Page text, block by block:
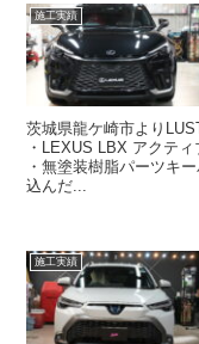
施工実績
茨城県龍ケ崎市より
・LEXUS LBX アクテ
・無塗装樹脂パーツキ
込んだ...
施工実績